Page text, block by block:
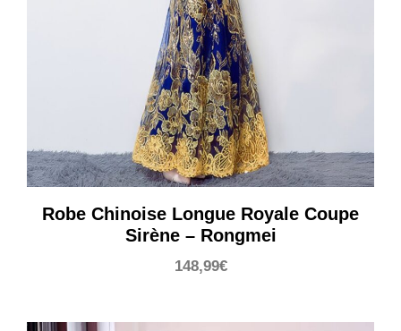
Robe Chinoise Longue Royale Coupe
Sirène – Rongmei
148,99€